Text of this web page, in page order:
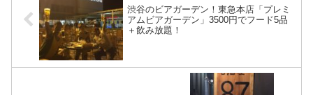
渋谷のビアガーデン！東急本店「プレミ
アムビアガーデン」3500円でフード5品
＋飲み放題！